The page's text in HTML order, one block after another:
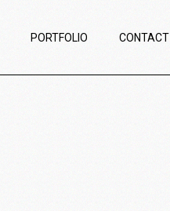
PORTFOLIO CONTACT